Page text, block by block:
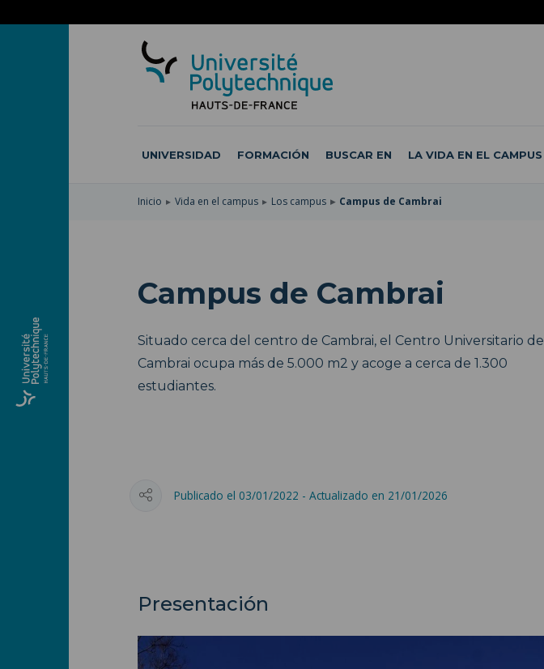
UNIVERSIDAD FORMACIÓN BUSCAR EN LA VIDA EN EL CAMPUS
Inicio Vida en el campus Los campus Campus de Cambrai
Campus de Cambrai
Situado cerca del centro de Cambrai, el Centro Universitario de
Cambrai ocupa más de 5.000 m2 y acoge a cerca de 1.300
estudiantes.
Publicado el 03/01/2022 - Actualizado en 21/01/2026
Presentación